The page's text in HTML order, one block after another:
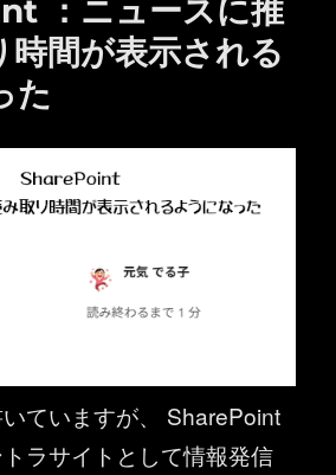
：ニュースに推
時間が表示される
た
ていますが、 SharePoint
ラサイトとして情報発信